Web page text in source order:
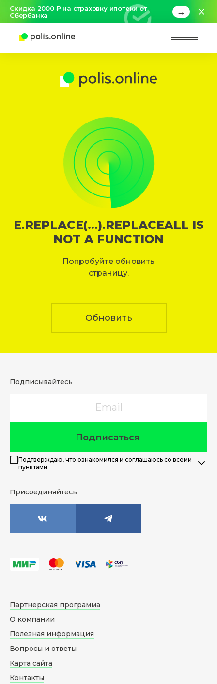
Скидка 2000 ₽ на страховку ипотеки от
Сбербанка
→
E.REPLACE(...).REPLACEALL IS
NOT A FUNCTION
Попробуйте обновить
страницу.
Обновить
Подписывайтесь
Подписаться
Подтверждаю, что ознакомился и соглашаюсь со всеми
пунктами
Присоединяйтесь
Партнерская программа
О компании
Полезная информация
Вопросы и ответы
Карта сайта
Контакты